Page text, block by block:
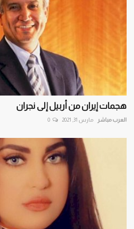
هجمات إيران من أربيل إلى نجران
العرب مباشر مارس 31, 2021 0